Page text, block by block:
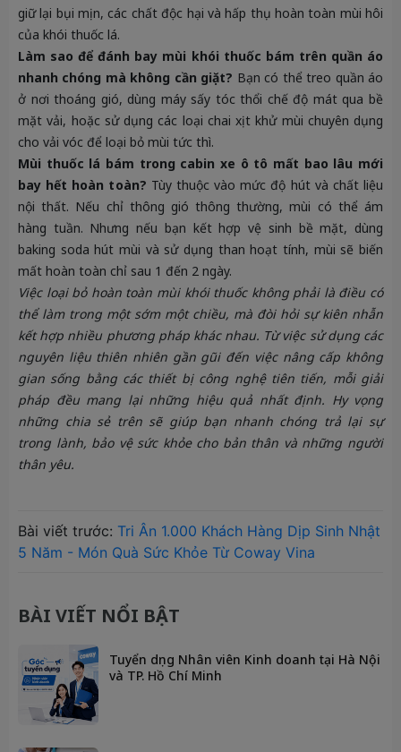
giữ lại bụi mịn, các chất độc hại và hấp thụ hoàn toàn mùi hôi
của khói thuốc lá.
Làm sao để đánh bay mùi khói thuốc bám trên quần áo
nhanh chóng mà không cần giặt? Bạn có thể treo quần áo
ở nơi thoáng gió, dùng máy sấy tóc thổi chế độ mát qua bề
mặt vải, hoặc sử dụng các loại chai xịt khử mùi chuyên dụng
cho vải vóc để loại bỏ mùi tức thì.
Mùi thuốc lá bám trong cabin xe ô tô mất bao lâu mới
bay hết hoàn toàn? Tùy thuộc vào mức độ hút và chất liệu
nội thất. Nếu chỉ thông gió thông thường, mùi có thể ám
hàng tuần. Nhưng nếu bạn kết hợp vệ sinh bề mặt, dùng
baking soda hút mùi và sử dụng than hoạt tính, mùi sẽ biến
mất hoàn toàn chỉ sau 1 đến 2 ngày.
Việc loại bỏ hoàn toàn mùi khói thuốc không phải là điều có
thể làm trong một sớm một chiều, mà đòi hỏi sự kiên nhẫn
kết hợp nhiều phương pháp khác nhau. Từ việc sử dụng các
nguyên liệu thiên nhiên gần gũi đến việc nâng cấp không
gian sống bằng các thiết bị công nghệ tiên tiến, mỗi giải
pháp đều mang lại những hiệu quả nhất định. Hy vọng
những chia sẻ trên sẽ giúp bạn nhanh chóng trả lại sự
trong lành, bảo vệ sức khỏe cho bản thân và những người
thân yêu.
Bài viết trước: Tri Ân 1.000 Khách Hàng Dịp Sinh Nhật
5 Năm - Món Quà Sức Khỏe Từ Coway Vina
BÀI VIẾT NỔI BẬT
Tuyển dụng Nhân viên Kinh doanh tại Hà Nội
và TP. Hồ Chí Minh